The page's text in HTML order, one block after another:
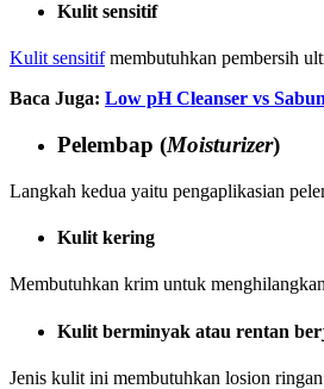
Kulit sensitif
Kulit sensitifmembutuhkan pembersih
Baca Juga: Low pH Cleanser vs
Pelembap (Moisturizer)
Langkah kedua yaitu pengaplikasian
Kulit kering
Membutuhkan krim untuk
Kulit berminyak atau rentan
Jenis kulit ini membutuhkan losion